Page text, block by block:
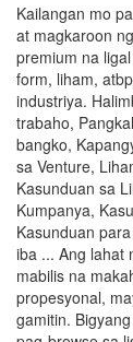
Kailangan mo
at magkaroon
premium na
form, liham,
industriya.
trabaho,
bangko,
sa Venture,
Kasunduan sa
Kumpanya,
Kasunduan
iba ... Ang lahat
mabilis na
propesyonal,
gamitin.